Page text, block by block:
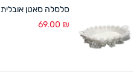
סלסלה סאטן אובלית 50/37+9 ס"מ לבן
69.00 ₪